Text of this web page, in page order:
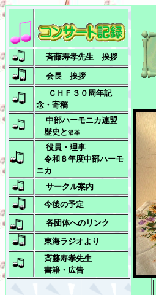
斉藤寿孝先生 挨拶
会長 挨拶
ＣＨＦ３０周年記
念・寄稿
中部ハーモニカ連盟
歴史と沿革
役員・理事
令和８年度中部ハーモ
ニカ
サークル案内
今後の予定
各団体へのリンク
東海ラジオより
斉藤寿孝先生
書籍・広告